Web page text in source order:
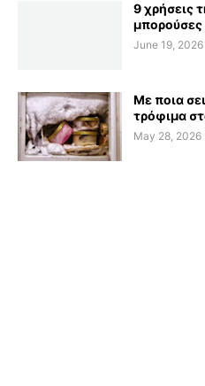
9 χρήσεις
μπορούσες
June 19, 2026
Με ποια
τρόφιμα
May 28, 2026